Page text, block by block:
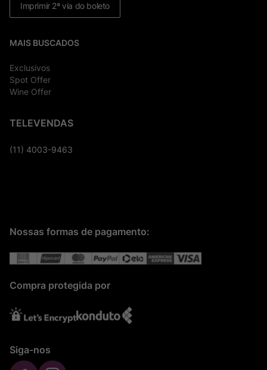
Imprimir 2ª via do boleto
MAIS BUSCADOS
Exclusivos
Spot Offer
Wine Offer
TELEVENDAS
(11) 4003-9463
Nossas formas de pagamento:
Compra protegida por
Siga-nos